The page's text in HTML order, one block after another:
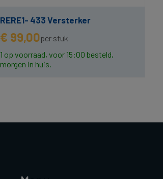
RERE1- 433 Versterker
€ 99,00per stuk
1 op voorraad, voor 15:00 besteld,
morgen in huis.